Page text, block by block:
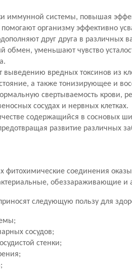
иммунной системы, повышая
организму эффективно
друг друга в
обмен, уменьшают чувство
выведению вредных токсинов из
а также тонизирующее и
свертываемость крови,
сосудах и нервных клетках.
содержащийся в сосновых
развитие различных
соединения
обеззараживающие и
следующую пользу для
сосудов;
стенки;